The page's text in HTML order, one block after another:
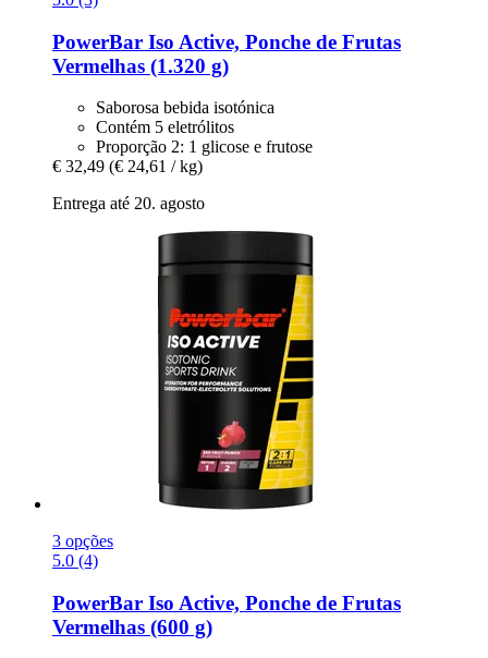
PowerBar Iso Active, Ponche de Frutas
Vermelhas (1.320 g)
Saborosa bebida isotónica
Contém 5 eletrólitos
Proporção 2: 1 glicose e frutose
€ 32,49 (€ 24,61 / kg)
Entrega até 20. agosto
3 opções
5.0 (4)
PowerBar Iso Active, Ponche de Frutas
Vermelhas (600 g)